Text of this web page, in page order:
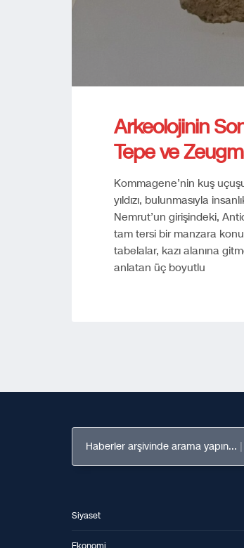
Arkeolojinin
Tepe ve
Kommagene’nin kuş
yıldızı, bulunmasıyla
Nemrut’un girişindeki,
tam tersi bir manzara
tabelalar, kazı alanına
anlatan üç boyutlu
Haberler arşivinde arama yapın...
Siyaset